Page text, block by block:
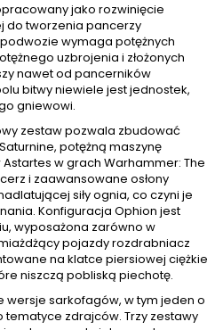
jako rozwinięcie
do tworzenia pancerzy
wymaga potężnych
uzbrojenia i złożonych
nawet od pancerników
bitwy niewiele jest jednostek,
gniewowi.
zestaw pozwala zbudować
potężną maszynę
w grach Warhammer: The
i zaawansowane osłony
siły ognia, co czyni je
Konfiguracja Ophion jest
wyposażona zarówno w
pojazdy rozdrabniacz
na klatce piersiowej ciężkie
niszczą pobliską piechotę.
wersje sarkofagów, w tym jeden o
zdrajców. Trzy zestawy